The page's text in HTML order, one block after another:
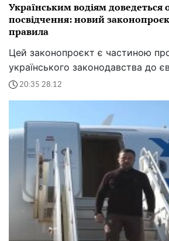
Українським водіям доведеться
посвідчення: новий
правила
Цей законопроєкт є частиною
українського законодавства до
20:35 28.12